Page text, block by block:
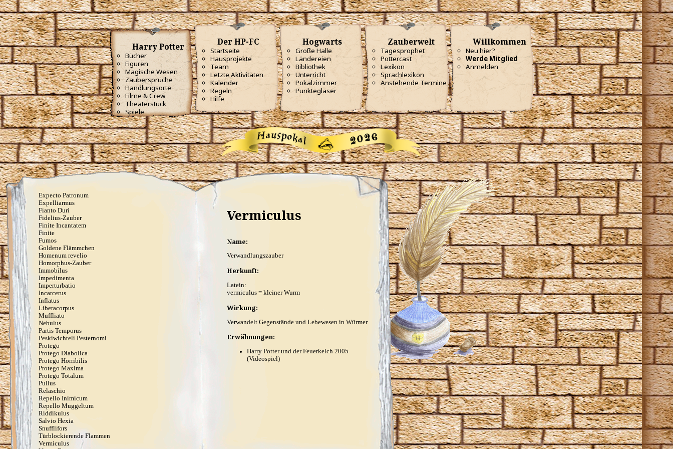
Harry Potter
Bücher
Figuren
Magische Wesen
Zaubersprüche
Handlungsorte
Filme & Crew
Theaterstück
Spiele
Der HP-FC
Startseite
Hausprojekte
Team
Letzte Aktivitäten
Kalender
Regeln
Hilfe
Hogwarts
Große Halle
Ländereien
Bibliothek
Unterricht
Pokalzimmer
Punktegläser
Zauberwelt
Tagesprophet
Pottercast
Lexikon
Sprachlexikon
Anstehende Termine
Willkommen
Neu hier?
Werde Mitglied
Anmelden
Anapneo
Brackium Emendo
Eingeweide-Ausweide-Fluch
Enervate
Episkey
Ferula
Rennervate
Surgito
Vulnera Sanentur
Unverzeihliche Flüche
Avada Kedavra
Crucio
Imperio
Verteidigungszauber
Aqua Eructo
Arania Exumai
Arresto Momentum
Brachiabindo
Cave Inimicum
Confundo
Deletrius
Desillusio­nierungszauber
Duro
Emancipare
Expecto Patronum
Expelliarmus
Fianto Duri
Fidelius-Zauber
Finite Incantatem
Finite
Fumos
Goldene Flämmchen
Homenum revelio
Homorphus-Zauber
Immobilus
Impedimenta
Imperturbatio
Incarcerus
Inflatus
Liberacorpus
Muffliato
Nebulus
Partis Temporus
Peskiwichteli Pesternomi
Protego
Protego Diabolica
Protego Horribilis
Protego Maxima
Protego Totalum
Pullus
Relaschio
Repello Inimicum
Repello Muggeltum
Riddikulus
Salvio Hexia
Snufflifors
Türblockierende Flammen
Vermiculus
Vermiculus
Name:
Verwandlungszauber
Herkunft:
Latein:
vermiculus = kleiner Wurm
Wirkung:
Verwandelt Gegenstände und Lebewesen in Würmer.
Erwähnungen:
Harry Potter und der Feuerkelch 2005
(Videospiel)